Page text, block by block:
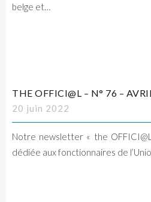
belge et…
THE OFFICI@L – N° 76 –
20 juin 2022
Notre newsletter « the
dédiée aux fonctionnaires de